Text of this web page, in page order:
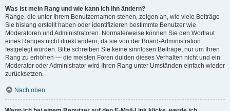
Was ist mein Rang und wie kann ich ihn ändern?
Ränge, die unter Ihrem Benutzernamen stehen, zeigen an, wie viele Beiträge
Sie bislang erstellt haben oder identifizieren bestimmte Benutzer wie
Moderatoren und Administratoren. Normalerweise können Sie den Wortlaut
eines Ranges nicht direkt ändern, da sie von der Board-Administration
festgelegt wurden. Bitte schreiben Sie keine sinnlosen Beiträge, nur um Ihren
Rang zu erhöhen — die meisten Foren dulden dieses Verhalten nicht und ein
Moderator oder Administrator wird Ihren Rang unter Umständen einfach wieder
zurücksetzen.
Nach oben